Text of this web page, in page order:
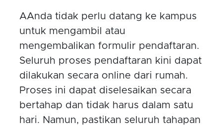
AAnda tidak perlu datang ke kampus
untuk mengambil atau
mengembalikan formulir pendaftaran.
Seluruh proses pendaftaran kini dapat
dilakukan secara online dari rumah.
Proses ini dapat diselesaikan secara
bertahap dan tidak harus dalam satu
hari. Namun, pastikan seluruh tahapan